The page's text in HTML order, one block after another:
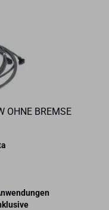
OHNE BREM­SE